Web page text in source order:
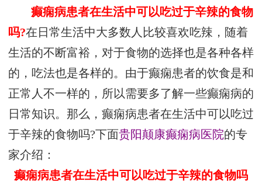
癫痫病患者在生活中可以吃过于辛辣的食物
吗?在日常生活中大多数人比较喜欢吃辣，随着
生活的不断富裕，对于食物的选择也是各种各样
的，吃法也是各样的。由于癫痫患者的饮食是和
正常人不一样的，所以需要多了解一些癫痫病的
日常知识。那么，癫痫病患者在生活中可以吃过
于辛辣的食物吗?下面贵阳颠康癫痫病医院的专
家介绍：
癫痫病患者在生活中可以吃过于辛辣的食物吗